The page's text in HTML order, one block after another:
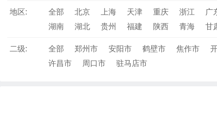
地区: 全部 北京 上海 天津 重庆 浙江
广
湖南
湖北 贵州 福建 陕西 青海 甘
二级: 全部 郑州市 安阳市 鹤壁市 焦作市
许昌市
周口市 驻马店市